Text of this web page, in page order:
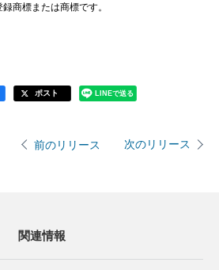
商標または商標です。
ポスト LINEで送る
前のリリース 次のリリース
関連情報